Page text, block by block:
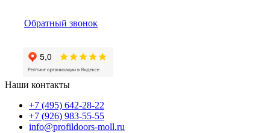
Обратный звонок
Наши контакты
+7 (495) 642-28-22
+7 (926) 983-55-55
info@profildoors-moll.ru